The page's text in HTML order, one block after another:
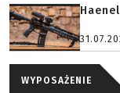
WYPOSAŻENIE